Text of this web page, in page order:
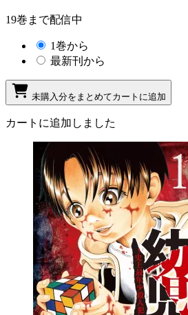
19巻まで配信中
1巻から
最新刊から
未購入分をまとめてカートに追加
カートに追加しました